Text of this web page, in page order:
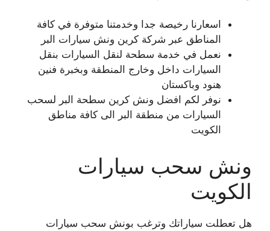
اسعارنا رخيصة جدا وخدمتنا متوفرة في كافة
المناطق عبر شركة كرين ونش سيارات البر
نعمل في خدمة سطحة لنقل السيارات بنقل
السيارات داخل وخارج المنطقة وبخبرة فنين
هنود وباكستان
نوفر لكم افضل ونش كرين سطحة البر لسحب
السيارات من منطقة البر الى كافة مناطق
الكويت
ونش سحب سيارات
الكويت
هل تعطلت سياراتك وترغب بونش سحب سيارات